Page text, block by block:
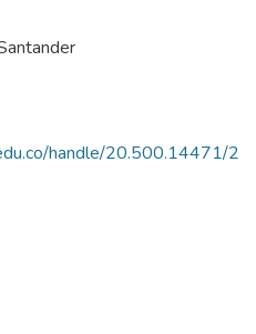
handle/20.500.14471/2